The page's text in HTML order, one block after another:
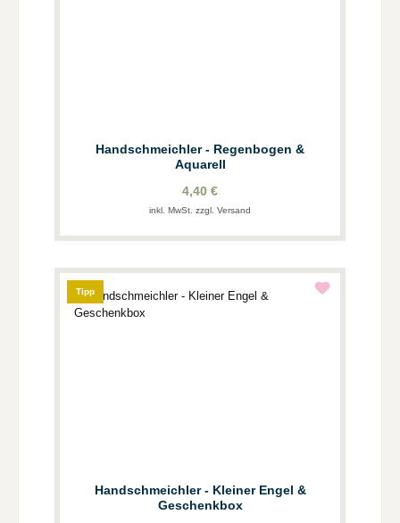
Handschmeichler - Regenbogen &
Aquarell
4,40 €
inkl. MwSt. zzgl. Versand
Tipp
Handschmeichler - Kleiner Engel &
Geschenkbox